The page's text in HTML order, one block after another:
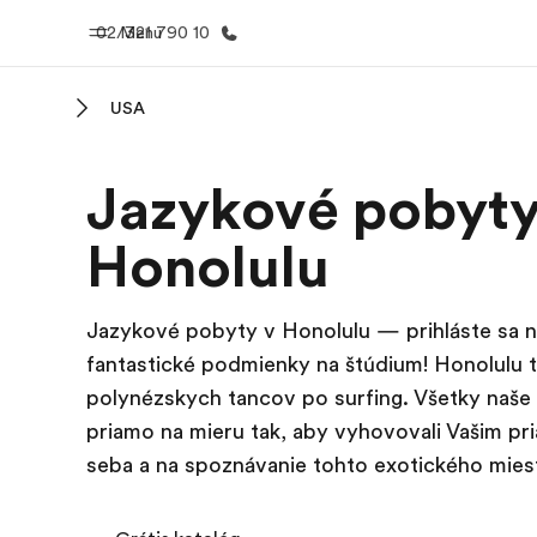
Menu
02/321 790 10
Vitajte v EF
Pozrite si
robíme
USA
Jazykové
Honolulu
Jazykové pobyty v Honolulu — prihláste sa
fantastické podmienky na štúdium!
polynézskych tancov po surfing. Všetky
priamo na mieru tak, aby vyhovovali Vašim
seba a na spoznávanie tohto exotického